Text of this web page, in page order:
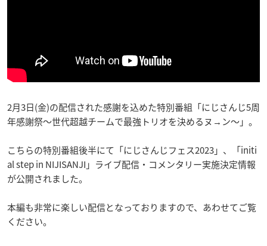
2月3日(金)の配信された感謝を込めた特別番組「にじさんじ5周
年感謝祭～世代超越チームで最強トリオを決めるヌ→ン～」。
こちらの特別番組後半にて「にじさんじフェス2023」、「initi
al step in NIJISANJI」ライブ配信・コメンタリー実施決定情報
が公開されました。
本編も非常に楽しい配信となっておりますので、あわせてご覧
ください。